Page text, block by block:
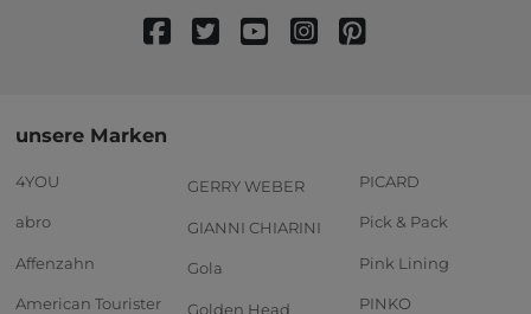
unsere Marken
4YOU
abro
Affenzahn
American Tourister
GERRY WEBER
GIANNI CHIARINI
Gola
Golden Head
PICARD
Pick & Pack
Pink Lining
PINKO